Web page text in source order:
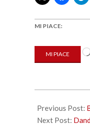
MI PIACE:
MI PIACE
04-
22
Previous Post:
Next Post: